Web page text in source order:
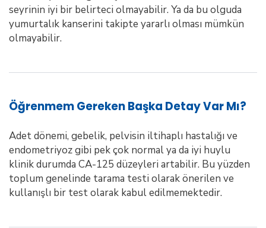
seyrinin iyi bir belirteci olmayabilir. Ya da bu olguda
yumurtalık kanserini takipte yararlı olması mümkün
olmayabilir.
Öğrenmem Gereken Başka Detay Var Mı?
Adet dönemi, gebelik, pelvisin iltihaplı hastalığı ve
endometriyoz gibi pek çok normal ya da iyi huylu
klinik durumda CA-125 düzeyleri artabilir. Bu yüzden
toplum genelinde tarama testi olarak önerilen ve
kullanışlı bir test olarak kabul edilmemektedir.